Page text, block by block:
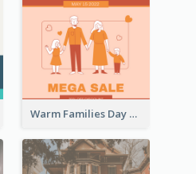
Warm Families Day Sales Instagram Post